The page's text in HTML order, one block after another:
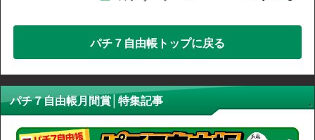
パチ７自由帳トップに戻る
パチ７自由帳月間賞│特集記事